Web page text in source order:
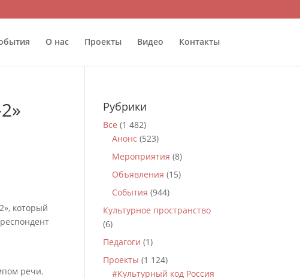
О нас Проекты Видео Контакты
который
речи.
Рубрики
Все (1 482)
Анонс (523)
Мероприятия (8)
Объявления (15)
События (944)
Культурное пространство
(6)
Педагоги (1)
Проекты (1 124)
#Культурный код Россия